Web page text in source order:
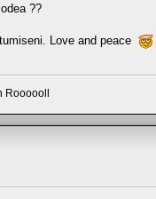
??
Love and peace